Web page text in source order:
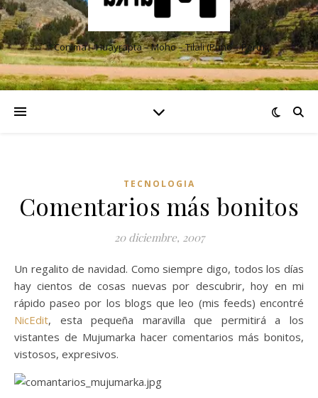
Conima – Huayrapta – Moho – Tilali (Puno – Perú)
TECNOLOGIA
Comentarios más bonitos
20 diciembre, 2007
Un regalito de navidad. Como siempre digo, todos los días
hay cientos de cosas nuevas por descubrir, hoy en mi
rápido paseo por los blogs que leo (mis feeds) encontré
NicEdit, esta pequeña maravilla que permitirá a los
vistantes de Mujumarka hacer comentarios más bonitos,
vistosos, expresivos.